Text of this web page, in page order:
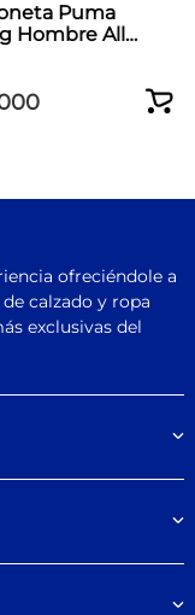
Puma
Hombre All
ofreciéndole a
calzado y ropa
exclusivas del